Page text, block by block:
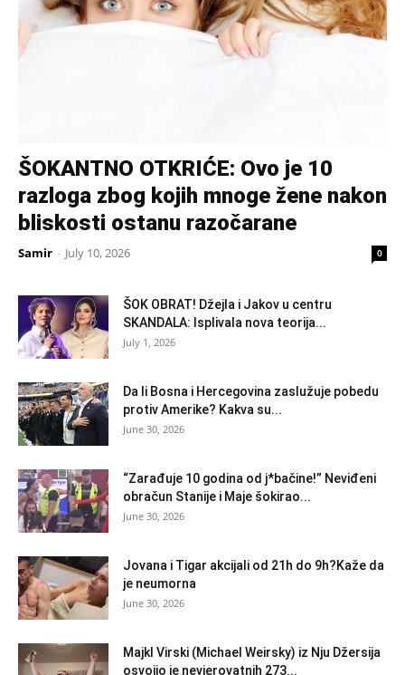
ŠOKANTNO OTKRIĆE: Ovo je 10
razloga zbog kojih mnoge žene nakon
bliskosti ostanu razočarane
Samir - July 10, 2026 0
ŠOK OBRAT! Džejla i Jakov u centru
SKANDALA: Isplivala nova teorija...
July 1, 2026
Da li Bosna i Hercegovina zaslužuje pobedu
protiv Amerike? Kakva su...
June 30, 2026
“Zarađuje 10 godina od j*bačine!” Neviđeni
obračun Stanije i Maje šokirao...
June 30, 2026
Jovana i Tigar akcijali od 21h do 9h?Kaže da
je neumorna
June 30, 2026
Majkl Virski (Michael Weirsky) iz Nju Džersija
osvojio je nevjerovatnih 273...